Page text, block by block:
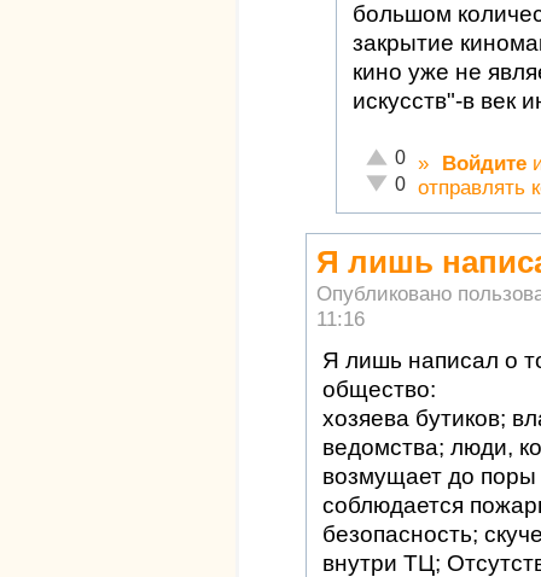
большом
закрытие
кино уже не
искусств"-в век
Отлично!
0
Неадекватно!
0
» Войдите
отправлять
Я лишь
Опубликовано
11:16
Я лишь написал о
общество:
хозяева бутиков;
ведомства; люди,
возмущает до поры
соблюдается
безопасность;
внутри ТЦ;